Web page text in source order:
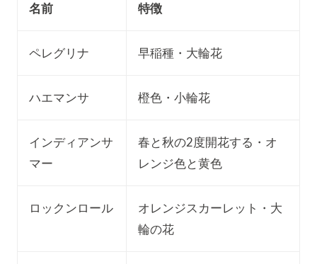
名前 特徴
ペレグリナ 早稲種・大輪花
ハエマンサ 橙色・小輪花
インディアンサ
マー
春と秋の2度開花する・オ
レンジ色と黄色
ロックンロール
オレンジスカーレット・大
輪の花